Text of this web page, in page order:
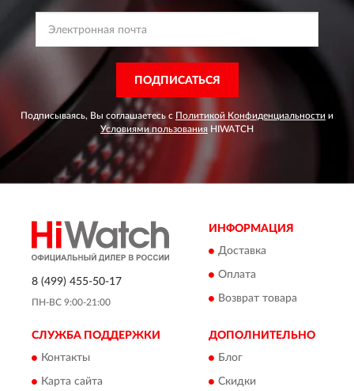
ПОДПИСАТЬСЯ
Подписываясь, Вы соглашаетесь с Политикой Конфиденциальности и
Условиями пользования HIWATCH
8 (499) 455-50-17
ПН-ВС 9:00-21:00
ИНФОРМАЦИЯ
Доставка
Оплата
Возврат товара
СЛУЖБА ПОДДЕРЖКИ
Контакты
Карта сайта
ДОПОЛНИТЕЛЬНО
Блог
Скидки